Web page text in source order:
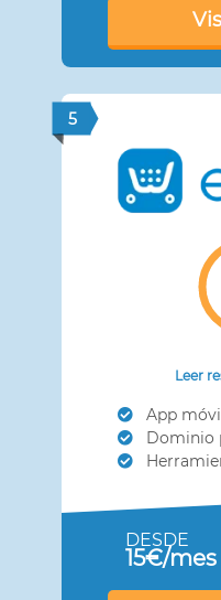
5
Leer
App
Dominio
DESDE
15€/mes